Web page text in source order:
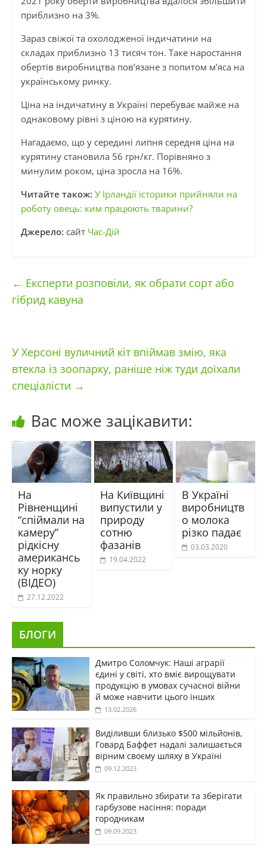
приблизно на 3%.
Зараз свіжої та охолодженої індичатини на
складах приблизно 13 тисяч тон. Таке наростання
обертів виробництва пов’язане з попитом м’яса на
українському ринку.
Ціна на індичатину в Україні перебуває майже на
однаковому рівні з ціною на курятину.
Нагадаємо, що у середині липня середня ціна на
курятину становила 56 грн/кг. Порівняно з
минулим роком, ціна зросла на 16%.
Читайте також: У Ірландії історики прийняли на
роботу овець: ким працюють тварини?
Джерело: сайт Час-Дій
← Експерти розповіли, як обрати сорт або
гібрид кавуна
У Херсоні вуличний кіт впіймав змію, яка
втекла із зоопарку, раніше ніж туди доїхали
спеціалісти →
Вас може зацікавити:
На
Рівненщині
“спіймали на
камеру”
рідкісну
американсь
ку норку
(ВІДЕО)
27.12.2022
На Київщині
випустили у
природу
сотню
фазанів
19.04.2022
В Україні
виробництв
о молока
різко падає
03.03.2020
БЛОГИ
Дмитро Соломчук: Наші аграрії
єдині у світі, хто вміє вирощувати
продукцію в умовах сучасної війни
й може навчити цього інших
13.02.2026
Виділивши близько $500 мільйонів,
Говард Баффет надалі залишається
вірним своєму шляху в Україні
09.12.2023
Як правильно збирати та зберігати
гарбузове насіння: поради
городникам
09.09.2023